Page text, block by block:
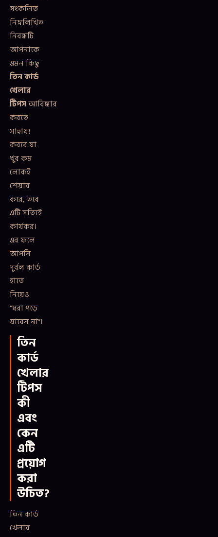
সংকলিত
নিম্নলিখিত
নিবন্ধটি
আপনাকে
এমন কিছু
তিন কার্ড
খেলার
টিপসআবিষ্কার
করতে
সাহায্য
করবে যা
খুব কম
লোকই
শেয়ার
করে, তবে
এটি সত্যিই
কার্যকর।
এর ফলে
আপনি
দুর্বল কার্ড
হাতে
নিয়েও
“ধরা পড়ে
যাবেন না”।
তিন
কার্ড
খেলার
টিপস
কী
এবং
কেন
এটি
প্রয়োগ
করা
উচিত?
তিন কার্ড
খেলার